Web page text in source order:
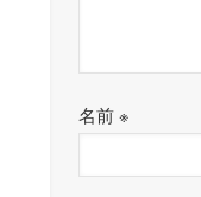
名前※